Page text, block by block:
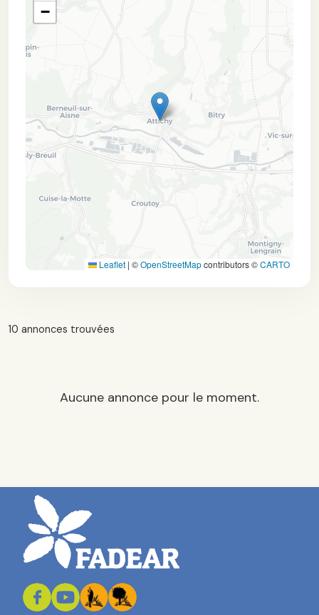
−
Leaflet | ©OpenStreetMapcontributors ©CARTO
10 annonces trouvées
Aucune annonce pour le moment.